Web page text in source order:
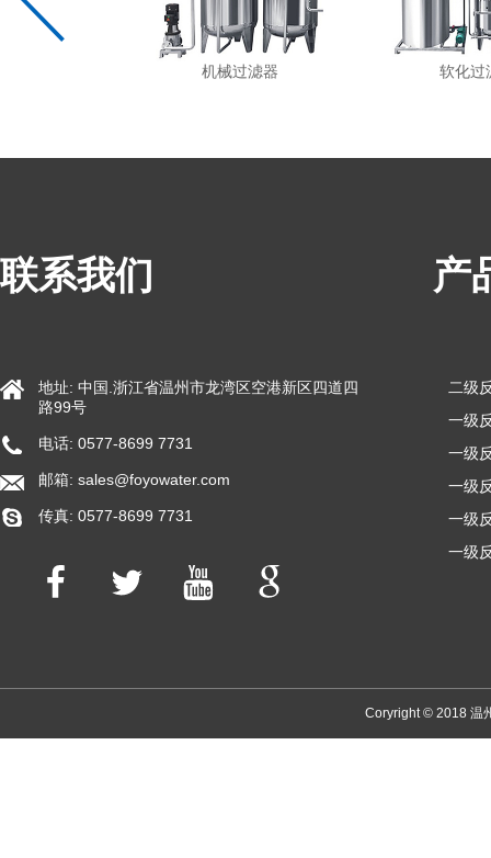
机械过滤器 软化过
联系我们
地址: 中国.浙江省温州市龙湾区空港新区四道四
路99号
电话: 0577-8699 7731
邮箱: sales@foyowater.com
传真: 0577-8699 7731
产
二级
一级
一级
一级
一级
一级
Coryright © 2018 温